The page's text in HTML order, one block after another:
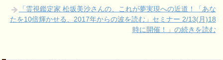
「霊視鑑定家 松坂美沙さんの、これが夢実現への近道！「あな
たを10倍輝かせる、2017年からの波を読む」セミナー 2/13(月)18
時に開催！」の続きを読む